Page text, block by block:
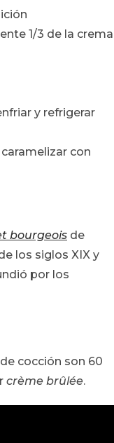
1/3 de la crema
y refrigerar
caramelizar con
bourgeois de
los siglos XIX y
por los
cocción son 60
crème brûlée.